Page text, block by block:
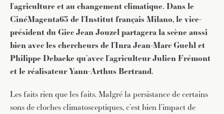
l’agriculture et au changement climatique. Dans le
CinéMagenta63 de l’Institut français Milano, le vice-
président du Giec Jean Jouzel partagera la scène aussi
bien avec les chercheurs de l’Inra Jean-Marc Guehl et
Philippe Debaeke qu’avec l’agriculteur Julien Frémont
et le réalisateur Yann-Arthus Bertrand.
Les faits rien que les faits. Malgré la persistance de certains
sons de cloches climatosceptiques, c’est bien l’impact de